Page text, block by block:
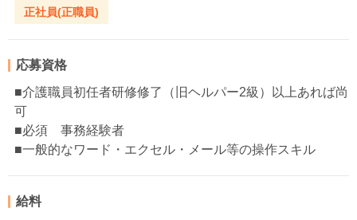
正社員(正職員)
応募資格
■介護職員初任者研修修了（旧ヘルパー2級）以上あれば尚
可
■必須 事務経験者
■一般的なワード・エクセル・メール等の操作スキル
給料